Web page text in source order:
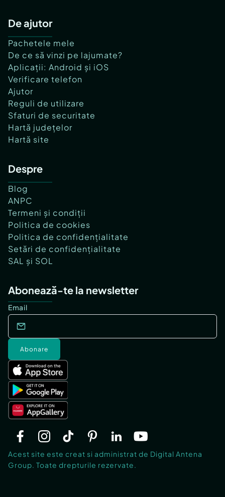
De ajutor
Pachetele mele
De ce să vinzi pe lajumate?
Aplicații: Android și iOS
Verificare telefon
Ajutor
Reguli de utilizare
Sfaturi de securitate
Hartă județelor
Hartă site
Despre
Blog
ANPC
Termeni și condiții
Politica de cookies
Politica de confidențialitate
Setări de confidențialitate
SAL și SOL
Abonează-te la newsletter
Email
Abonare
Acest site este creat si administrat de Digital Antena
Group. Toate drepturile rezervate.